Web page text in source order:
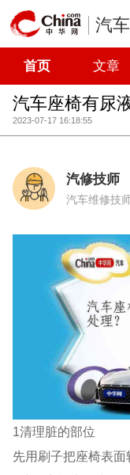
汽车
首页 文章
汽车座椅有尿
2023-07-17 16:18:55
汽修技师
汽车维修技
1清理脏的部位
先用刷子把座椅表面